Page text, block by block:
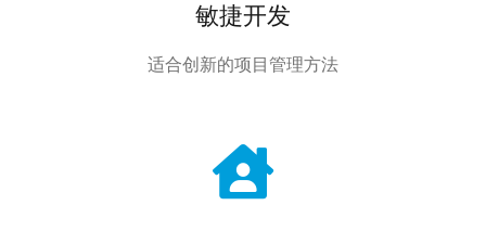
敏捷开发
适合创新的项目管理方法